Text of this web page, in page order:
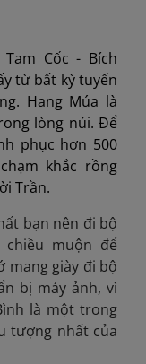
Cốc - Bích
từ bất kỳ tuyến
Hang Múa là
lòng núi. Để
phục hơn 500
khắc rồng
Trần.
bạn nên đi bộ
muộn để
mang giày đi bộ
bị máy ảnh, vì
là một trong
tượng nhất của